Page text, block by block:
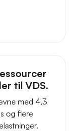
til VDS.
med 4,3
og flere